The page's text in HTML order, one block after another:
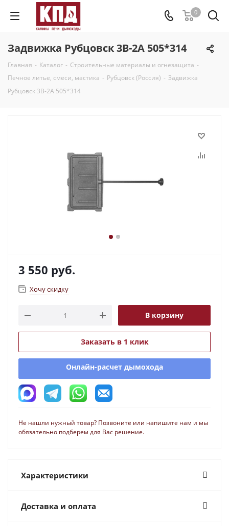
0
Задвижка Рубцовск 3В-2А 505*314
Главная - Каталог - Строительные материалы и огнезащита -
Печное литье, смеси, мастика - Рубцовск (Россия) - Задвижка
Рубцовск 3В-2А 505*314
3 550 руб.
Хочу скидку
В корзину
Заказать в 1 клик
Онлайн-расчет дымохода
Не нашли нужный товар? Позвоните или напишите нам и мы
обязательно подберем для Вас решение.
Характеристики
Доставка и оплата